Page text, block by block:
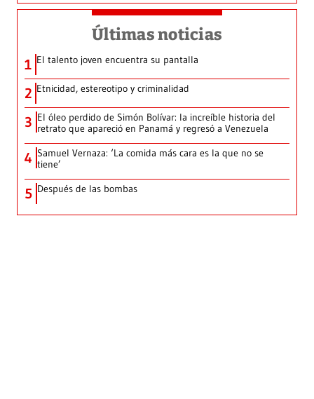
Últimas noticias
1 El talento joven encuentra su pantalla​
2 Etnicidad, estereotipo y criminalidad
3 El óleo perdido de Simón Bolívar: la increíble historia del
retrato que apareció en Panamá y regresó a Venezuela
4 Samuel Vernaza: ‘La comida más cara es la que no se
tiene’
5 Después de las bombas